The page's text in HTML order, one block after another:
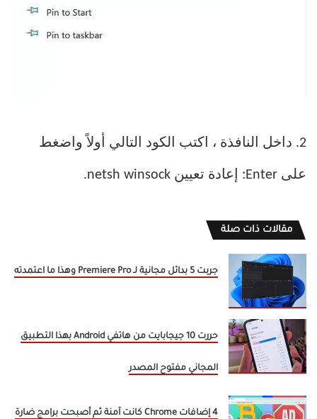
2. داخل النافذة ، اكتب الكود التالي أولاً واضغط
على Enter: إعادة تعيين netsh winsock.
مقالات ذات صلة
جربت 5 بدائل مجانية لـ Premiere Pro وهذا ما اعتمدته
حررت 10 جيجابايت من هاتفي Android بهذا التطبيق
المجاني مفتوح المصدر
4 إضافات Chrome كانت آمنة ثم أصبحت برامج ضارة